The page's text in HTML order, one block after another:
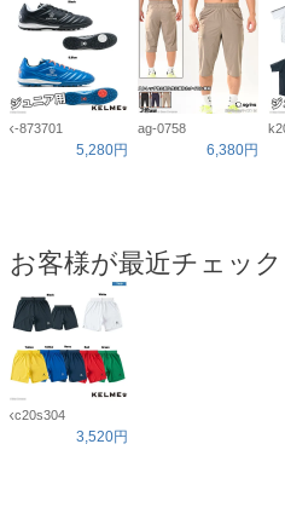
k-873701
5,280円
ag-0758
6,380円
お客様が最近チェッ
kc20s304
3,520円